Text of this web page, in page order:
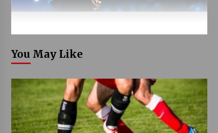
You May Like